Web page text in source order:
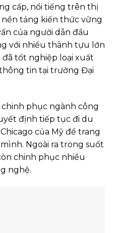
cấp, nổi tiếng trên thị
tảng kiến thức vững
của người dẫn đầu
với nhiều thành tựu lớn
tốt nghiệp loại xuất
tin tại trường Đại
phục ngành công
định tiếp tục đi du
của Mỹ để trang
Ngoài ra trong suốt
chinh phục nhiều
nghệ.